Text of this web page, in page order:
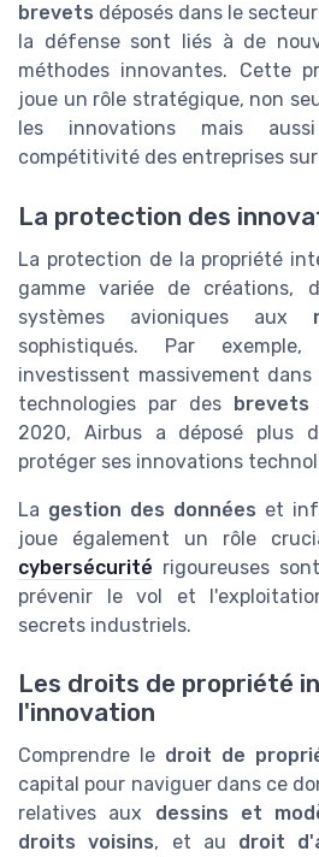
brevets déposés dans le
la défense sont liés à de
méthodes innovantes. Cette
joue un rôle stratégique, non
les innovations mais
compétitivité des entreprises
La protection des
La protection de la propriété
gamme variée de créations,
systèmes avioniques aux
sophistiqués. Par
investissent massivement
technologies par des brevets
2020, Airbus a déposé plus
protéger ses innovations
La gestion des données et
joue également un rôle
cybersécurité rigoureuses
prévenir le vol et
secrets industriels.
Les droits de propriété
l'innovation
Comprendre le droit de
capital pour naviguer dans ce
relatives aux dessins et
droits voisins, et au droit